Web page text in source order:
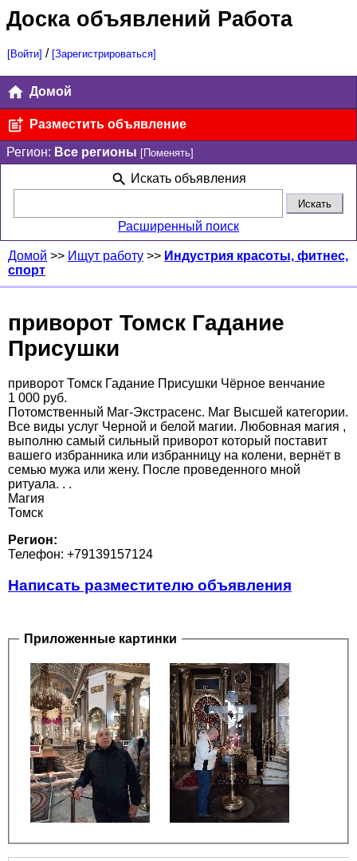
Доска объявлений Работа
[Войти] / [Зарегистрироваться]
Домой
Разместить объявление
Регион: Все регионы [Поменять]
Искать объявления
Расширенный поиск
Домой >> Ищут работу >> Индустрия красоты, фитнес,
спорт
приворот Томск Гадание
Присушки
приворот Томск Гадание Присушки Чёрное венчание
1 000 руб.
Потомственный Маг-Экстрасенс. Маг Высшей категории.
Все виды услуг Черной и белой магии. Любовная магия ,
выполню самый сильный приворот который поставит
вашего избранника или избранницу на колени, вернёт в
семью мужа или жену. После проведенного мной
ритуала. . .
Магия
Томск
Регион:
Телефон: +79139157124
Написать разместителю объявления
Приложенные картинки